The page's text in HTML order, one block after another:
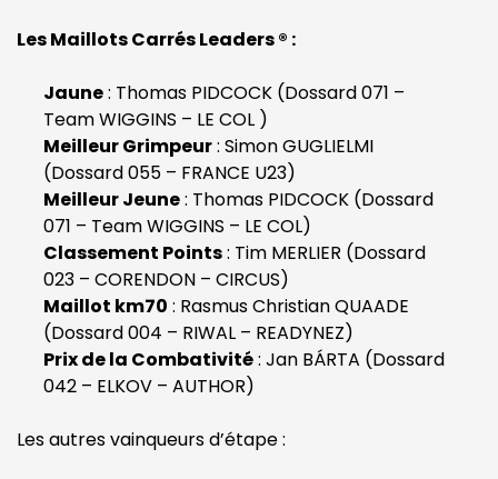
Les Maillots Carrés Leaders ® :
Jaune: Thomas PIDCOCK (Dossard 071 –
Team WIGGINS – LE COL )
Meilleur Grimpeur: Simon GUGLIELMI
(Dossard 055 – FRANCE U23)
Meilleur Jeune: Thomas PIDCOCK (Dossard
071 – Team WIGGINS – LE COL)
Classement Points: Tim MERLIER (Dossard
023 – CORENDON – CIRCUS)
Maillot km70 : Rasmus Christian QUAADE
(Dossard 004 – RIWAL – READYNEZ)
Prix de la Combativité: Jan BÁRTA (Dossard
042 – ELKOV – AUTHOR)
Les autres vainqueurs d’étape :